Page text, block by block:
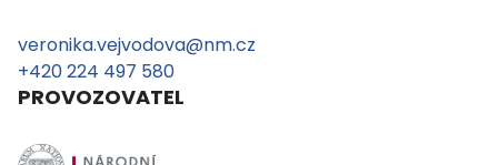
veronika.vejvodova@nm.cz
+420 224 497 580
PROVOZOVATEL